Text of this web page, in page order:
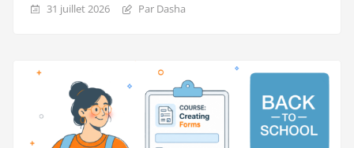
31 juillet 2026 Par Dasha